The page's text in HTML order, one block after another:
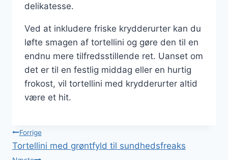
delikatesse.
Ved at inkludere friske krydderurter kan du
løfte smagen af tortellini og gøre den til en
endnu mere tilfredsstillende ret. Uanset om
det er til en festlig middag eller en hurtig
frokost, vil tortellini med krydderurter altid
være et hit.
Indlægsnavigation
Forrige
Tortellini med grøntfyld til sundhedsfreaks